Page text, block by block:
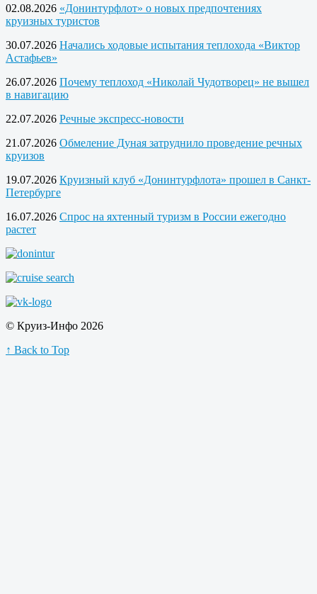
02.08.2026 «Донинтурфлот» о новых предпочтениях
круизных туристов
30.07.2026 Начались ходовые испытания теплохода «Виктор
Астафьев»
26.07.2026 Почему теплоход «Николай Чудотворец» не вышел
в навигацию
22.07.2026 Речные экспресс-новости
21.07.2026 Обмеление Дуная затруднило проведение речных
круизов
19.07.2026 Круизный клуб «Донинтурфлота» прошел в Санкт-
Петербурге
16.07.2026 Спрос на яхтенный туризм в России ежегодно
растет
© Круиз-Инфо 2026
↑ Back to Top